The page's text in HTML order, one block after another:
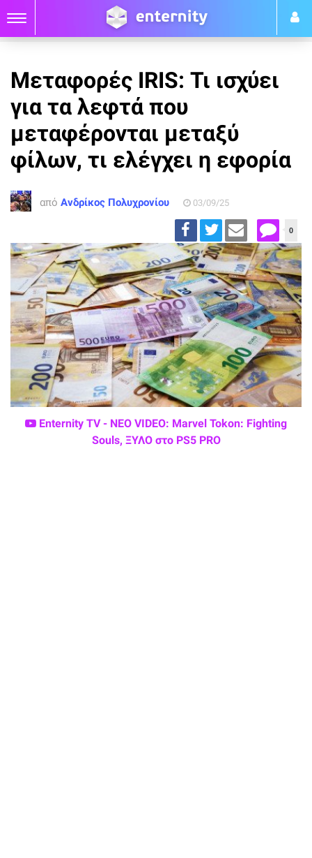
Μεταφορές IRIS: Τι ισχύει
για τα λεφτά που
μεταφέρονται μεταξύ
φίλων, τι ελέγχει η εφορία
από Ανδρίκος Πολυχρονίου 03/09/25
0
Enternity TV - ΝΕΟ VIDEO: Marvel Tokon: Fighting
Souls, ΞΥΛΟ στο PS5 PRO